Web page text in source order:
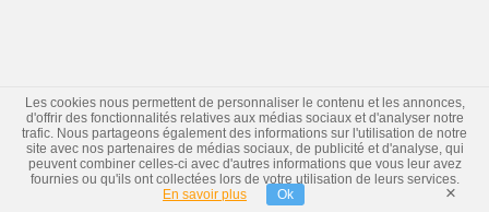
Les cookies nous permettent de personnaliser le contenu et les annonces,
d'offrir des fonctionnalités relatives aux médias sociaux et d'analyser notre
trafic. Nous partageons également des informations sur l'utilisation de notre
site avec nos partenaires de médias sociaux, de publicité et d'analyse, qui
peuvent combiner celles-ci avec d'autres informations que vous leur avez
fournies ou qu'ils ont collectées lors de votre utilisation de leurs services.
En savoir plus
Ok ×